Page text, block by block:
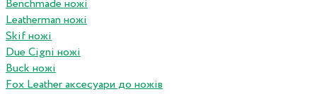
Benchmade ножі
Leatherman ножі
Skif ножі
Due Cigni ножі
Buck ножі
Fox Leather аксесуари до ножів